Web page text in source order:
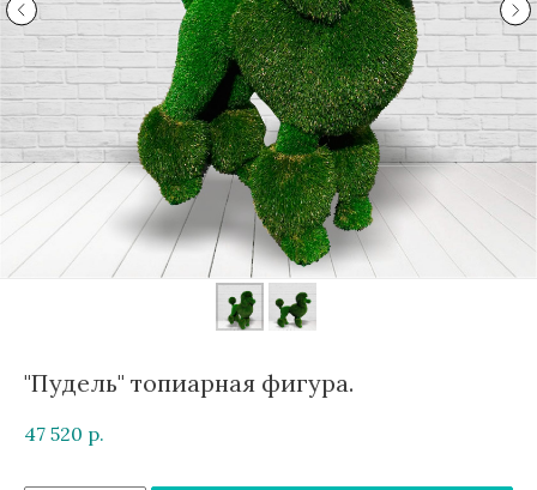
"Пудель" топиарная фигура.
47 520 р.